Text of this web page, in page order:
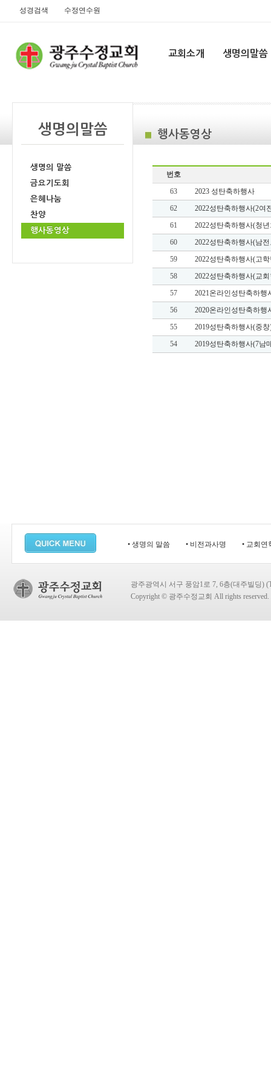
성경검색 수정연수원
교회소개 생명의말씀
생명의말씀
생명의 말씀
금요기도회
은혜나눔
찬양
행사동영상
행사동영상
번호
63
2023 성탄축하행사
62
2022성탄축하행사(2여
61
2022성탄축하행사(청
60
2022성탄축하행사(남
59
2022성탄축하행사(고
58
2022성탄축하행사(교
57
2021온라인성탄축하행
56
2020온라인성탄축하행
55
2019성탄축하행사(중창
54
2019성탄축하행사(7남
• 생명의 말씀 • 비전과사명 • 교회연
광주광역시 서구 풍암1로 7, 6층(대주빌딩)
Copyright © 광주수정교회 All rights reserved.